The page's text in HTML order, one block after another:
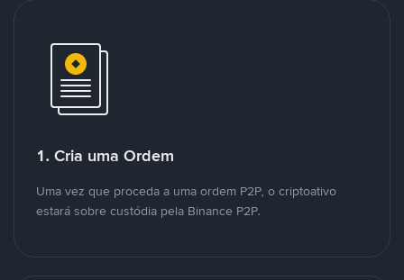
1. Cria uma Ordem
Uma vez que proceda a uma ordem P2P, o criptoativo
estará sobre custódia pela Binance P2P.